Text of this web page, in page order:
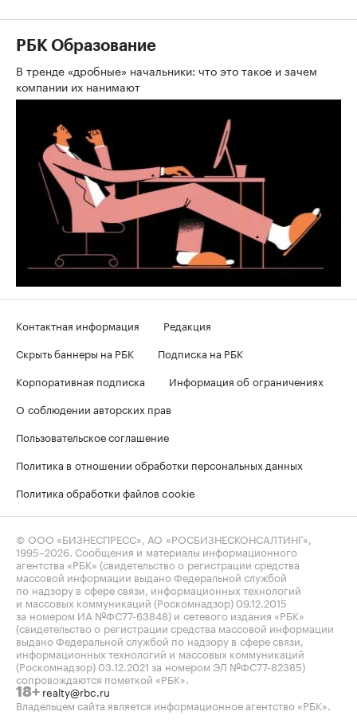
РБК Образование
В тренде «дробные» начальники: что это такое и зачем
компании их нанимают
Контактная информация
Редакция
Скрыть баннеры на РБК
Подписка на РБК
Корпоративная подписка
Информация об ограничениях
О соблюдении авторских прав
Пользовательское соглашение
Политика в отношении обработки персональных данных
Политика обработки файлов cookie
© ООО «БИЗНЕСПРЕСС», АО «РОСБИЗНЕСКОНСАЛТИНГ»,
1995–2026 . Сообщения и материалы информационного
агентства «РБК» (свидетельство о регистрации средства
массовой информации выдано Федеральной службой
по надзору в сфере связи, информационных технологий
и массовых коммуникаций (Роскомнадзор) 09.12.2015
за номером ИА №ФС77-63848) и сетевого издания «РБК»
(свидетельство о регистрации средства массовой информации
выдано Федеральной службой по надзору в сфере связи,
информационных технологий и массовых коммуникаций
(Роскомнадзор) 03.12.2021 за номером ЭЛ №ФС77-82385)
сопровождаются пометкой «РБК».
18+ realty@rbc.ru
Владельцем сайта является информационное агентство «РБК».